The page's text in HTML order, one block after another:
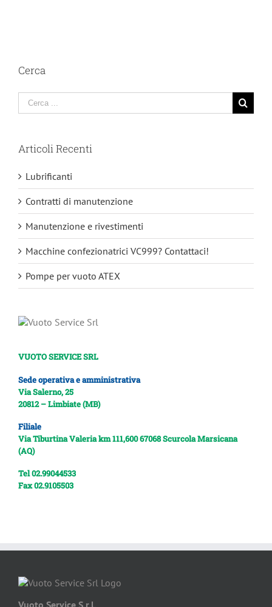
Cerca
Cerca
per:
Articoli Recenti
Lubrificanti
Contratti di manutenzione
Manutenzione e rivestimenti
Macchine confezionatrici VC999? Contattaci!
Pompe per vuoto ATEX
VUOTO SERVICE SRL
Sede operativa e amministrativa
Via Salerno, 25
20812 – Limbiate (MB)
Filiale
Via Tiburtina Valeria km 111,60067068 Scurcola Marsicana
(AQ)
Tel 02.99044533
Fax 02.9105503